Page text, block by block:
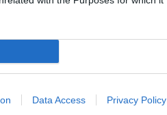
Data Access Privacy Policy
Žiemos Lietuvoje ir
dažnai sujaukdavo
mėgėjus, padėjus
veiklos būdų.